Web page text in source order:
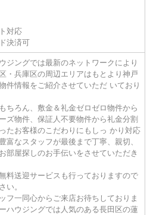
対応
決済可
ジングでは最新のネットワークにより
・兵庫区の周辺エリアはもとより神戸
件情報をご紹介させていただ いており
ちろん、敷金＆礼金ゼロゼロ物件から
ズ物件、保証人不要物件から礼金分割
たお客様のこだわりにもしっ かり対応
富なスタッフが最後まで丁寧、親切、
部屋探しのお手伝いをさせていただき
料送迎サービスも行っておりますので
い。
フ一同心からご来店お待ちしておりま
ハウジングでは人気のある長田区の蓮